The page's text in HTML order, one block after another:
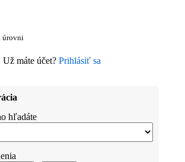
úrovni
Už máte účet?Prihlásiť sa
hľadáte